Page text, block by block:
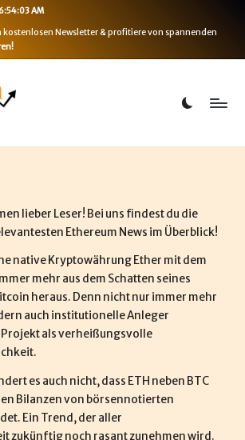
AM
kostenlosen Newsletter & profitiere von spannenden
lieber Leser! Bei uns findest du die
Ethereum News im Überblick!
native Kryptowährung Ether mit dem
mehr aus dem Schatten seines
heraus. Denn nicht nur immer mehr
auch institutionelle Anleger
als verheißungsvolle
es auch nicht, dass ETH neben BTC
Bilanzen von börsennotierten
Ein Trend, der aller
zukünftig noch rasant zunehmen wird.